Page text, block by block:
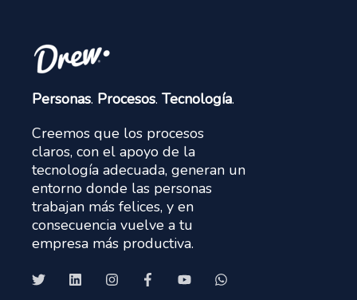
Personas. Procesos. Tecnología.
Creemos que los procesos
claros, con el apoyo de la
tecnología adecuada, generan un
entorno donde las personas
trabajan más felices, y en
consecuencia vuelve a tu
empresa más productiva.